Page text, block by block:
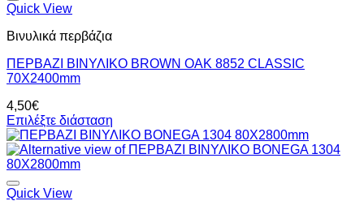
Quick View
Βινυλικά περβάζια
ΠΕΡΒΑΖΙ BIΝΥΛΙΚΟ BROWN OAK 8852 CLASSIC
70Χ2400mm
4,50€
Επιλέξτε διάσταση
Quick View